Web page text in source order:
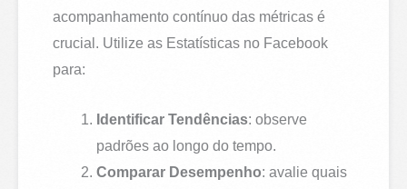
acompanhamento contínuo das métricas é
crucial. Utilize as Estatísticas no Facebook
para:
Identificar Tendências: observe
padrões ao longo do tempo.
Comparar Desempenho: avalie quais